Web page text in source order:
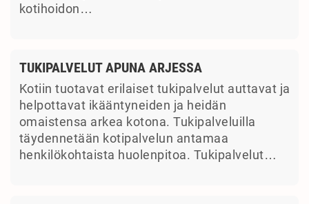
kotihoidon…
TUKIPALVELUT APUNA ARJESSA
Kotiin tuotavat erilaiset tukipalvelut auttavat ja
helpottavat ikääntyneiden ja heidän
omaistensa arkea kotona. Tukipalveluilla
täydennetään kotipalvelun antamaa
henkilökohtaista huolenpitoa. Tukipalvelut…